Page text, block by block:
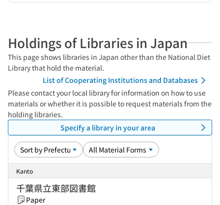
Holdings of Libraries in Japan
This page shows libraries in Japan other than the National Diet
Library that hold the material.
List of Cooperating Institutions and Databases
Please contact your local library for information on how to use
materials or whether it is possible to request materials from the
holding libraries.
Specify a library in your area
Kanto
千葉県立東部図書館
Paper